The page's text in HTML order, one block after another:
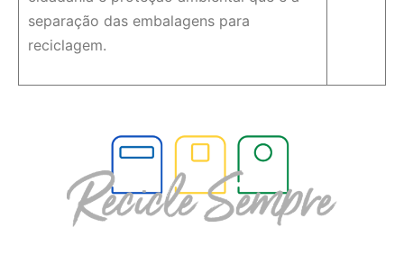
separação das embalagens para
reciclagem.